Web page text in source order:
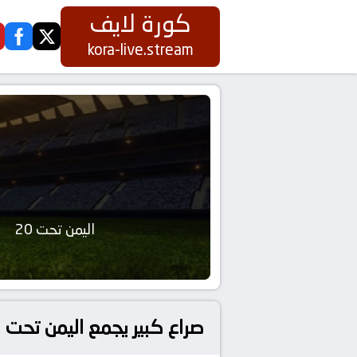
كورة لايف
kora-live.stream
twitter
اليمن تحت 20
صراع كبير يجمع اليمن تحت 20 و قطر تحت 20 في كأس الخليج تحت 20